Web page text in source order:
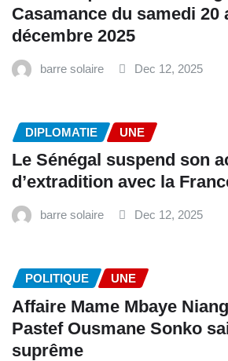
Casamance du samedi 20
décembre 2025
barre solaire Dec 12, 2025
DIPLOMATIE UNE
Le Sénégal suspend son
d’extradition avec la
barre solaire Dec 12, 2025
POLITIQUE UNE
Affaire Mame Mbaye
Pastef Ousmane Sonko
suprême